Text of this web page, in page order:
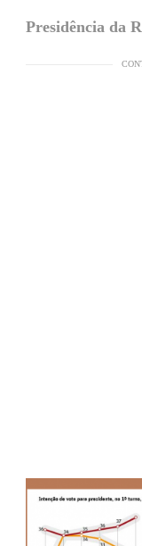
Presidência da